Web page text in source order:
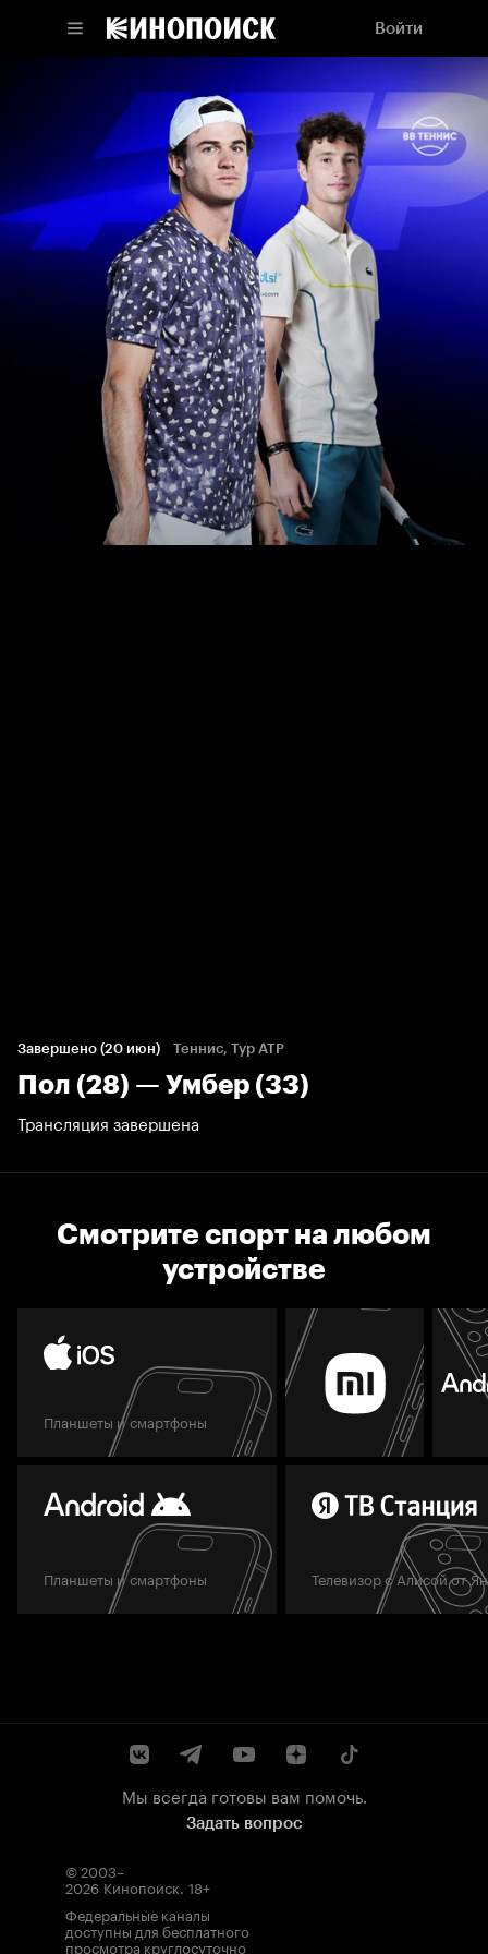
Войти
Завершено (20 июн) Теннис, Тур ATP
Пол (28) — Умбер (33)
Трансляция завершена
Смотрите спорт на любом
устройстве
Планшеты и смартфоны
Планшеты и смартфоны Телевизор с Алисой от
Мы всегда готовы вам помочь.
Задать вопрос
© 2003–
2026 Кинопоиск. 18+
Федеральные каналы
доступны для бесплатного
просмотра круглосуточно